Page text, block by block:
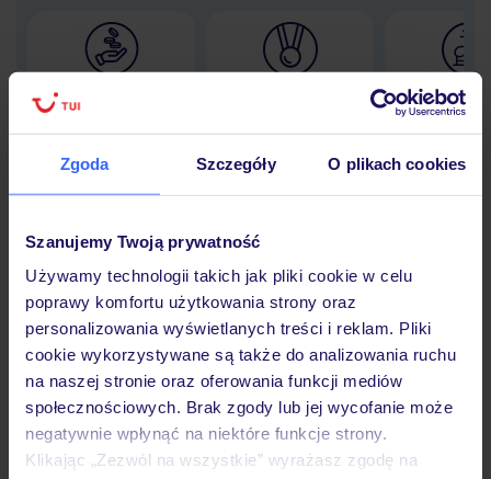
Zgoda Szczegóły O plikach cookies
Szanujemy Twoją prywatność
Używamy technologii takich jak pliki cookie w celu
poprawy komfortu użytkowania strony oraz
personalizowania wyświetlanych treści i reklam. Pliki
cookie wykorzystywane są także do analizowania ruchu
na naszej stronie oraz oferowania funkcji mediów
społecznościowych. Brak zgody lub jej wycofanie może
negatywnie wpłynąć na niektóre funkcje strony.
Klikając „Zezwól na wszystkie” wyrażasz zgodę na
30 lat w
Hotel
Opinie
Pokoje